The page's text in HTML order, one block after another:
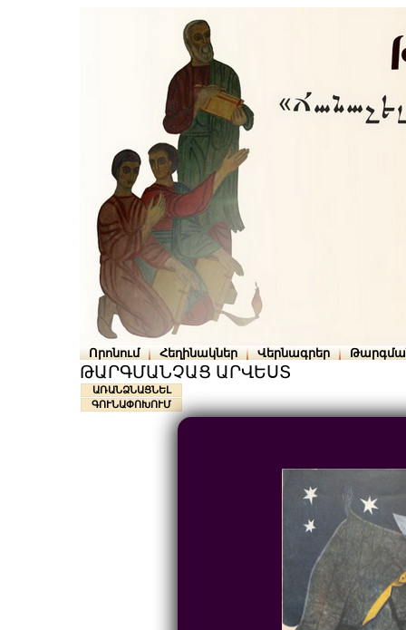
Որոնում Հեղինակներ Վերնագրեր
ԹԱՐԳՄԱՆՉԱՑ ԱՐՎԵՍՏ
ԱՌԱՆՁՆԱՑՆԵԼ
ԳՈՒՆԱՓՈԽՈՒՄ